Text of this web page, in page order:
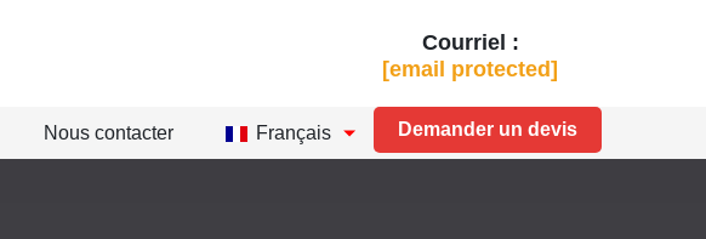
Courriel :
[email protected]
Nous contacter Français Demander un devis